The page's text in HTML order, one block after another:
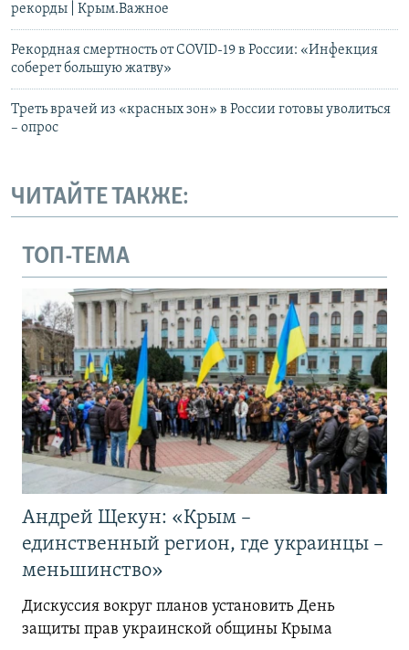
рекорды | Крым.Важное
Рекордная смертность от COVID-19 в России: «Инфекция
соберет большую жатву»
Треть врачей из «красных зон» в России готовы уволиться
– опрос
ЧИТАЙТЕ ТАКЖЕ:
ТОП-ТЕМА
Андрей Щекун: «Крым –
единственный регион, где украинцы –
меньшинство»
Дискуссия вокруг планов установить День
защиты прав украинской общины Крыма